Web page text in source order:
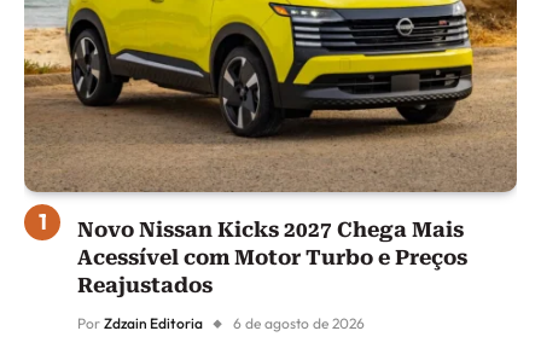
Novo Nissan Kicks 2027 Chega Mais
Acessível com Motor Turbo e Preços
Reajustados
Por Zdzain Editoria 6 de agosto de 2026